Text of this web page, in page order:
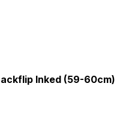
Inked (59-60cm)